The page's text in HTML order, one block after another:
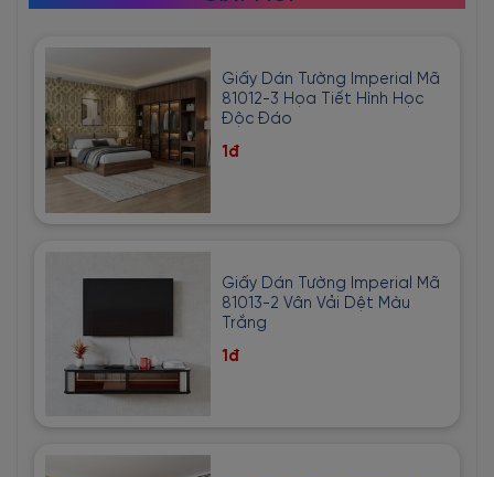
Giấy Dán Tường Imperial Mã
81012-3 Họa Tiết Hình Học
Độc Đáo
1đ
Giấy Dán Tường Imperial Mã
81013-2 Vân Vải Dệt Màu
Trắng
1đ